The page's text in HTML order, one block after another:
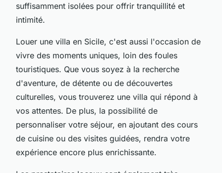
suffisamment isolées pour offrir tranquillité et
intimité.
Louer une villa en Sicile, c'est aussi l'occasion de
vivre des moments uniques, loin des foules
touristiques. Que vous soyez à la recherche
d'aventure, de détente ou de découvertes
culturelles, vous trouverez une villa qui répond à
vos attentes. De plus, la possibilité de
personnaliser votre séjour, en ajoutant des cours
de cuisine ou des visites guidées, rendra votre
expérience encore plus enrichissante.